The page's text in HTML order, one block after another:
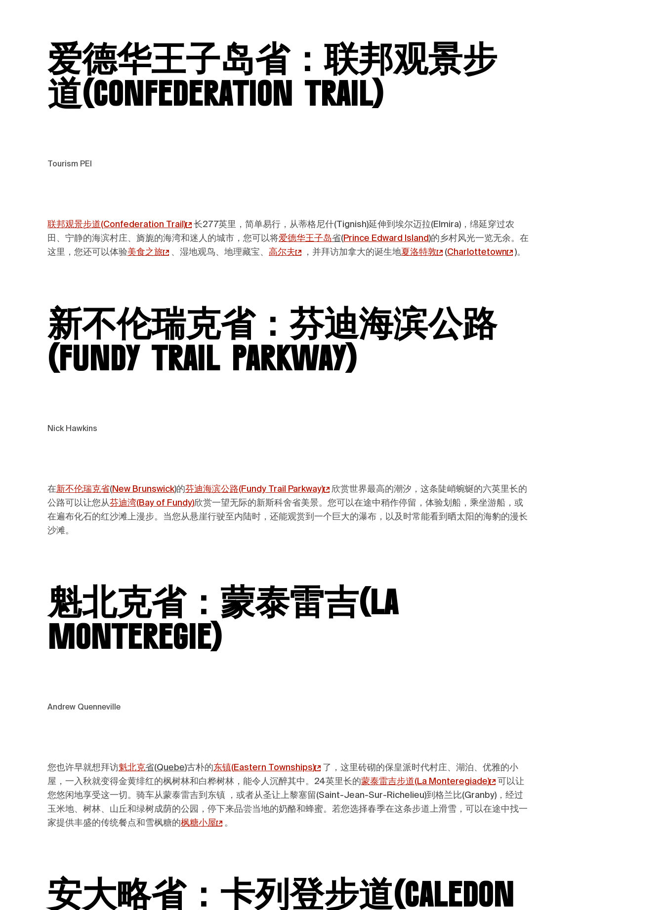
爱德华王子岛省：联邦观景步
道(Confederation Trail)
Tourism PEI
联邦观景步道(Confederation Trail)
长277英里，简单易行，从蒂格尼什(Tignish)延伸到埃尔迈拉(Elmira)，绵延穿过农
田、宁静的海滨村庄、旖旎的海湾和迷人的城市，您可以将爱德华王子岛省(Prince Edward Island)的乡村风光一览无余。在
这里，您还可以体验美食之旅 、湿地观鸟、地理藏宝、 高尔夫 ，并拜访加拿大的诞生地夏洛特敦 (Charlottetown )。
新不伦瑞克省：芬迪海滨公路
(Fundy Trail Parkway)
Nick Hawkins
在新不伦瑞克省(New Brunswick)的芬迪海滨公路(Fundy Trail Parkway)
欣赏世界最高的潮汐，这条陡峭蜿蜒的六英里长的
公路可以让您从芬迪湾(Bay of Fundy)欣赏一望无际的新斯科舍省美景。您可以在途中稍作停留，体验划船，乘坐游船，或
在遍布化石的红沙滩上漫步。当您从悬崖行驶至内陆时，还能观赏到一个巨大的瀑布，以及时常能看到晒太阳的海豹的漫长
沙滩。
魁北克省： 蒙泰雷吉(La
Monteregie)
Andrew Quenneville
您也许早就想拜访魁北克省(Quebe)古朴的东镇(Eastern Townships)
了，这里砖砌的保皇派时代村庄、湖泊、优雅的小
屋，一入秋就变得金黄绯红的枫树林和白桦树林，能令人沉醉其中。24英里长的蒙泰雷吉步道(La Monteregiade)
可以让
您悠闲地享受这一切。骑车从蒙泰雷吉到东镇 ，或者从圣让上黎塞留(Saint-Jean-Sur-Richelieu)到格兰比(Granby)，经过
玉米地、树林、山丘和绿树成荫的公园，停下来品尝当地的奶酪和蜂蜜。若您选择春季在这条步道上滑雪，可以在途中找一
家提供丰盛的传统餐点和雪枫糖的枫糖小屋 。
安大略省：卡列登步道(Caledon